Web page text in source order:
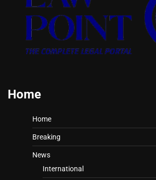
Home
Home
Breaking
News
International